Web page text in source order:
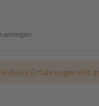
anzeigen.
deine Erfahrungen mit